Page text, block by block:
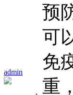
admin
预
可
免
重